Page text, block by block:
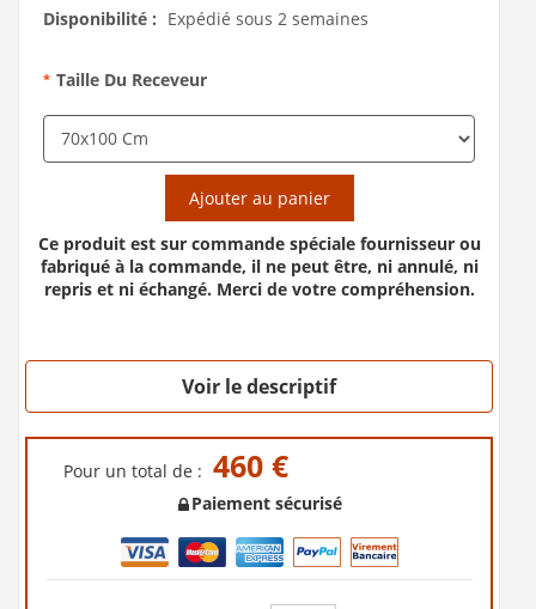
Disponibilité : Expédié sous 2 semaines
* Taille Du Receveur
Ajouter au panier
Ce produit est sur commande spéciale fournisseur ou
fabriqué à la commande, il ne peut être, ni annulé, ni
repris et ni échangé. Merci de votre compréhension.
Voir le descriptif
Pour un total de : 460 €
Paiement sécurisé